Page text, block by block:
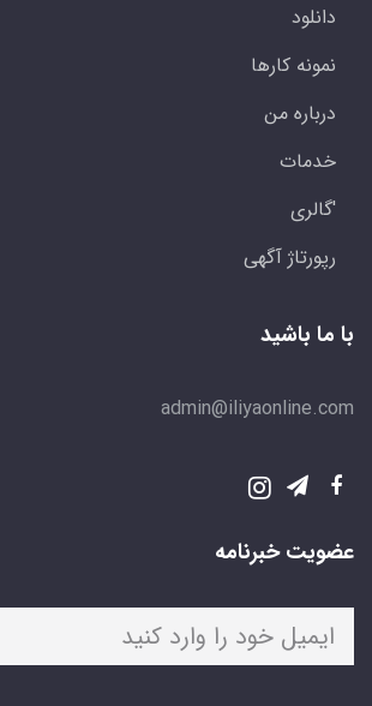
دانلود
نمونه کارها
درباره من
خدمات
'گالری
رپورتاژ آگهی
با ما باشید
admin@iliyaonline.com
عضویت خبرنامه